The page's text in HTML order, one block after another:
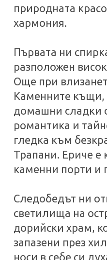
природната
хармония.
Първата ни
разположен
Още при
Каменните къщи,
домашни сладки
романтика и
гледка към
Трапани. Ериче е
каменни порти и
Следобедът ни
светилища на
дорийски храм,
запазени през
носи в себе си